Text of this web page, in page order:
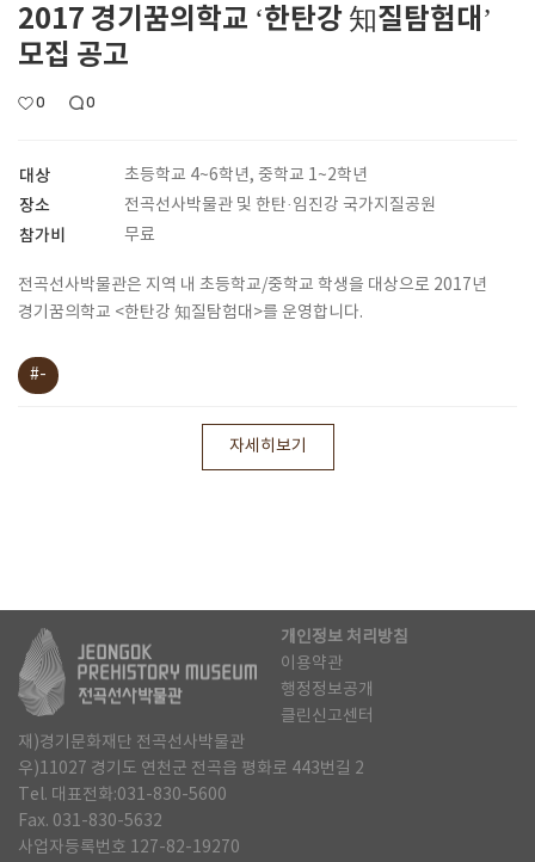
2017 경기꿈의학교 ‘한탄강 知질탐험대’
모집 공고
0 0
대상 초등학교 4~6학년, 중학교 1~2학년
장소 전곡선사박물관 및 한탄·임진강 국가지질공원
참가비 무료
전곡선사박물관은 지역 내 초등학교/중학교 학생을 대상으로 2017년
경기꿈의학교 <한탄강 知질탐험대>를 운영합니다.
#-
자세히보기
개인정보 처리방침
이용약관
행정정보공개
클린신고센터
재)경기문화재단 전곡선사박물관
우)11027 경기도 연천군 전곡읍 평화로 443번길 2
Tel. 대표전화:031-830-5600
Fax. 031-830-5632
사업자등록번호 127-82-19270